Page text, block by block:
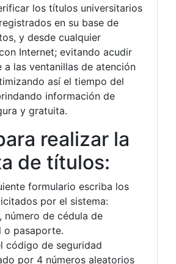
los títulos universitarios
en su base de
y desde cualquier
Internet; evitando acudir
a las ventanillas de atención
así el tiempo del
información de
y gratuita.
realizar la
de títulos:
formulario escriba los
por el sistema:
número de cédula de
o pasaporte.
código de seguridad
por 4 números aleatorios